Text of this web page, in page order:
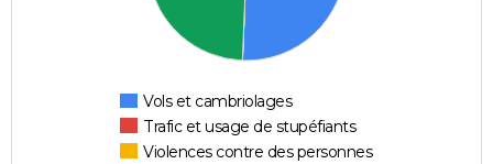
Vols et cambriolages
Trafic et usage de stupéfiants
Violences contre des personnes